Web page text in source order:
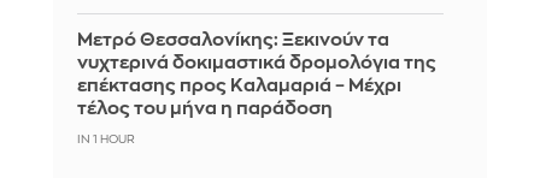
Μετρό Θεσσαλονίκης: Ξεκινούν τα
νυχτερινά δοκιμαστικά δρομολόγια της
επέκτασης προς Καλαμαριά – Μέχρι
τέλος του μήνα η παράδοση
IN 1 HOUR